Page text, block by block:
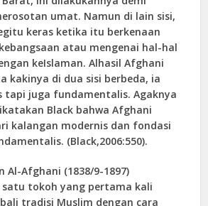
umat. Namun di lain sisi,
keras ketika itu berkenaan
atau mengenai hal-hal
keIslaman. Alhasil Afghani
kakinya di dua sisi berbeda, ia
tapi juga fundamentalis. Agaknya
Black bahwa Afghani
kalangan modernis dan fondasi
(Black,2006:550).
Al-Afghani (1838/9-1897)
satu tokoh yang pertama kali
tradisi Muslim dengan cara